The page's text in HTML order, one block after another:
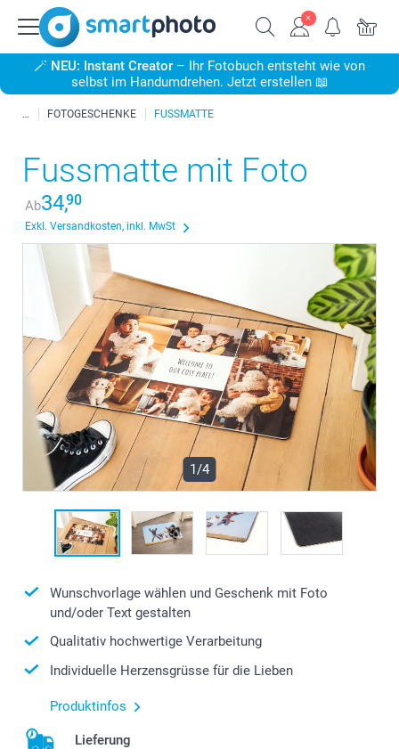
🪄 NEU: Instant Creator – Ihr Fotobuch entsteht wie von
selbst im Handumdrehen. Jetzt erstellen 📖
FOTOGESCHENKE FUSSMATTE
Fussmatte mit Foto
Ab34,90
Exkl. Versandkosten, inkl. MwSt
1/4
Wunschvorlage wählen und Geschenk mit Foto
und/oder Text gestalten
Qualitativ hochwertige Verarbeitung
Individuelle Herzensgrüsse für die Lieben
Produktinfos
Lieferung